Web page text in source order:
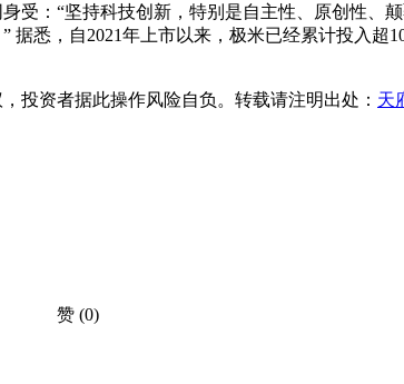
受：“坚持科技创新，特别是自主性、原创性
据悉，自2021年上市以来，极米已经累计投入
投资者据此操作风险自负。转载请注明出处： 天
赞 (0)